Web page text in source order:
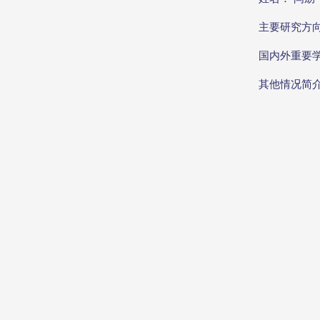
主要研究方
国内外重要
其他情况简